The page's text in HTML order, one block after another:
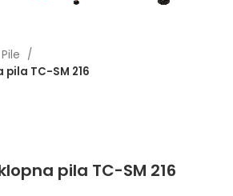
Pile
TC-SM 216
pila TC-SM 216